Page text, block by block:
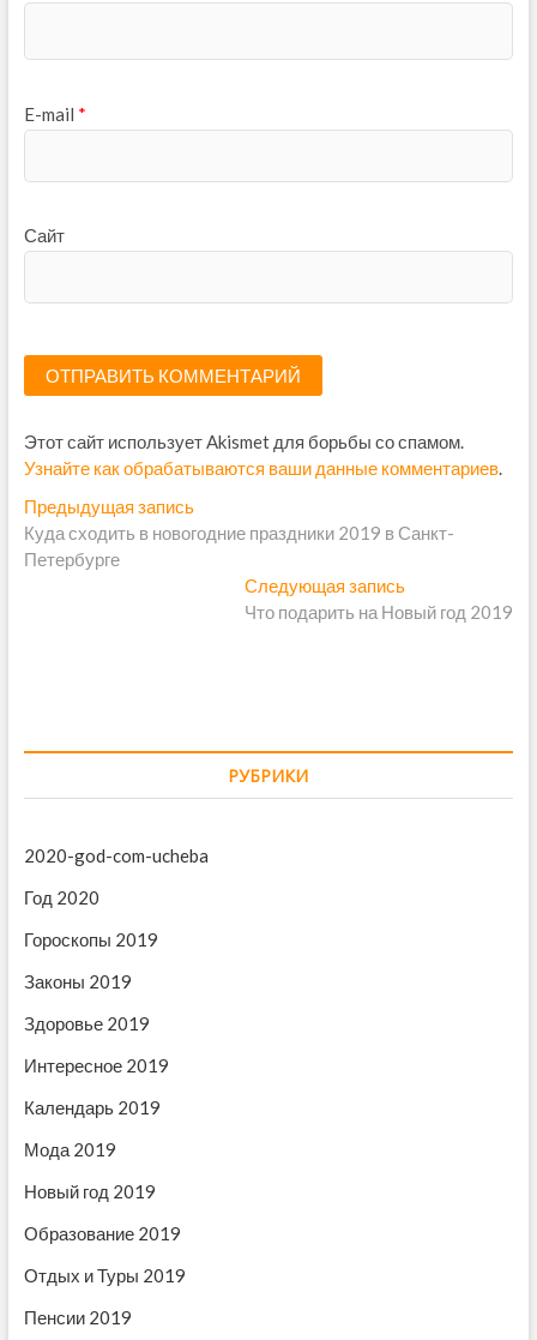
E-mail *
Сайт
Этот сайт использует Akismet для борьбы со спамом.
Узнайте как обрабатываются ваши данные комментариев.
Н
а
ц
п
о
з
а
п
и
я
м
Предыдущая записьП
р
а
и
Куда сходить в новогодние праздники 2019 в Санкт-
Петербурге
Следующая запись
л
я
Что подарить на Новый год 2019
РУБРИКИ
2020-god-com-ucheba
Год 2020
Гороскопы 2019
Законы 2019
Здоровье 2019
Интересное 2019
Календарь 2019
Мода 2019
Новый год 2019
Образование 2019
Отдых и Туры 2019
Пенсии 2019